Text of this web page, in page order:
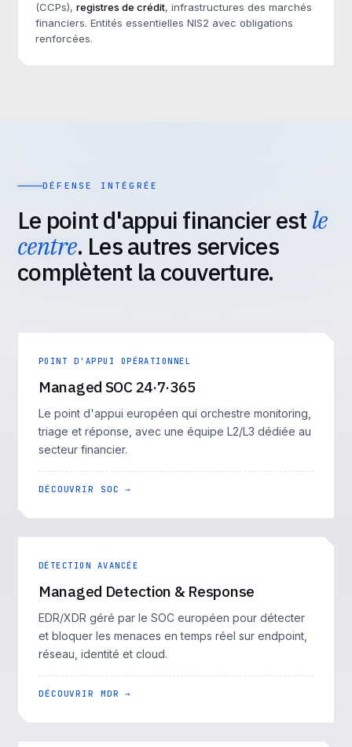
(CCPs), registres de crédit, infrastructures des marchés
financiers. Entités essentielles NIS2 avec obligations
renforcées.
DÉFENSE INTÉGRÉE
Le point d'appui financier est le
centre. Les autres services
complètent la couverture.
POINT D'APPUI OPÉRATIONNEL
Managed SOC 24·7·365
Le point d'appui européen qui orchestre monitoring,
triage et réponse, avec une équipe L2/L3 dédiée au
secteur financier.
DÉCOUVRIR SOC →
DÉTECTION AVANCÉE
Managed Detection & Response
EDR/XDR géré par le SOC européen pour détecter
et bloquer les menaces en temps réel sur endpoint,
réseau, identité et cloud.
DÉCOUVRIR MDR →